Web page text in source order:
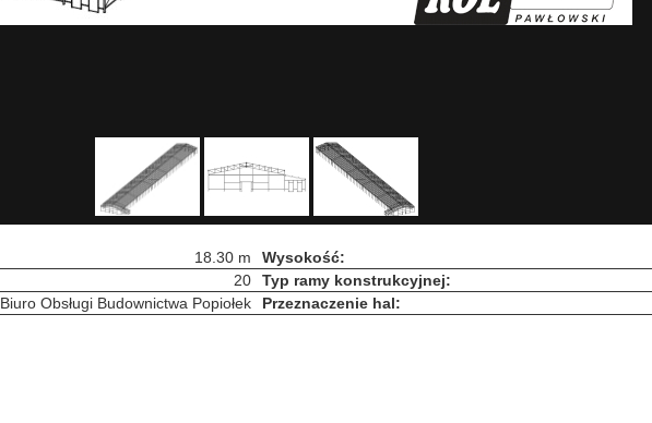
18.30 m Wysokość:
20 Typ ramy konstrukcyjnej:
Biuro Obsługi Budownictwa Popiołek Przeznaczenie hal: